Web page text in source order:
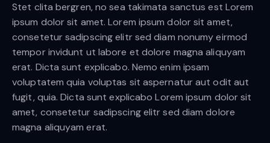
Stet clita bergren, no sea takimata sanctus est Lorem
ipsum dolor sit amet. Lorem ipsum dolor sit amet,
consetetur sadipscing elitr sed diam nonumy eirmod
tempor invidunt ut labore et dolore magna aliquyam
erat. Dicta sunt explicabo. Nemo enim ipsam
voluptatem quia voluptas sit aspernatur aut odit aut
fugit, quia. Dicta sunt explicabo Lorem ipsum dolor sit
amet, consetetur sadipscing elitr sed diam dolore
magna aliquyam erat.